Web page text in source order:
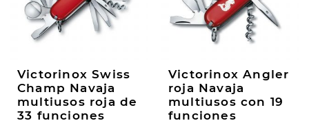
Victorinox Swiss
Champ Navaja
multiusos roja de
33 funciones
Victorinox Angler
roja Navaja
multiusos con 19
funciones